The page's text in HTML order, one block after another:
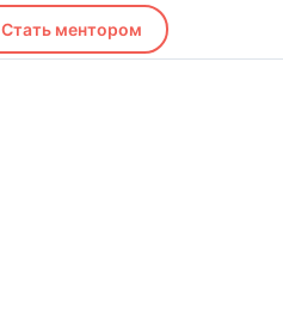
Стать ментором